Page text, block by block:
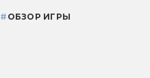
# ОБЗОР ИГРЫ